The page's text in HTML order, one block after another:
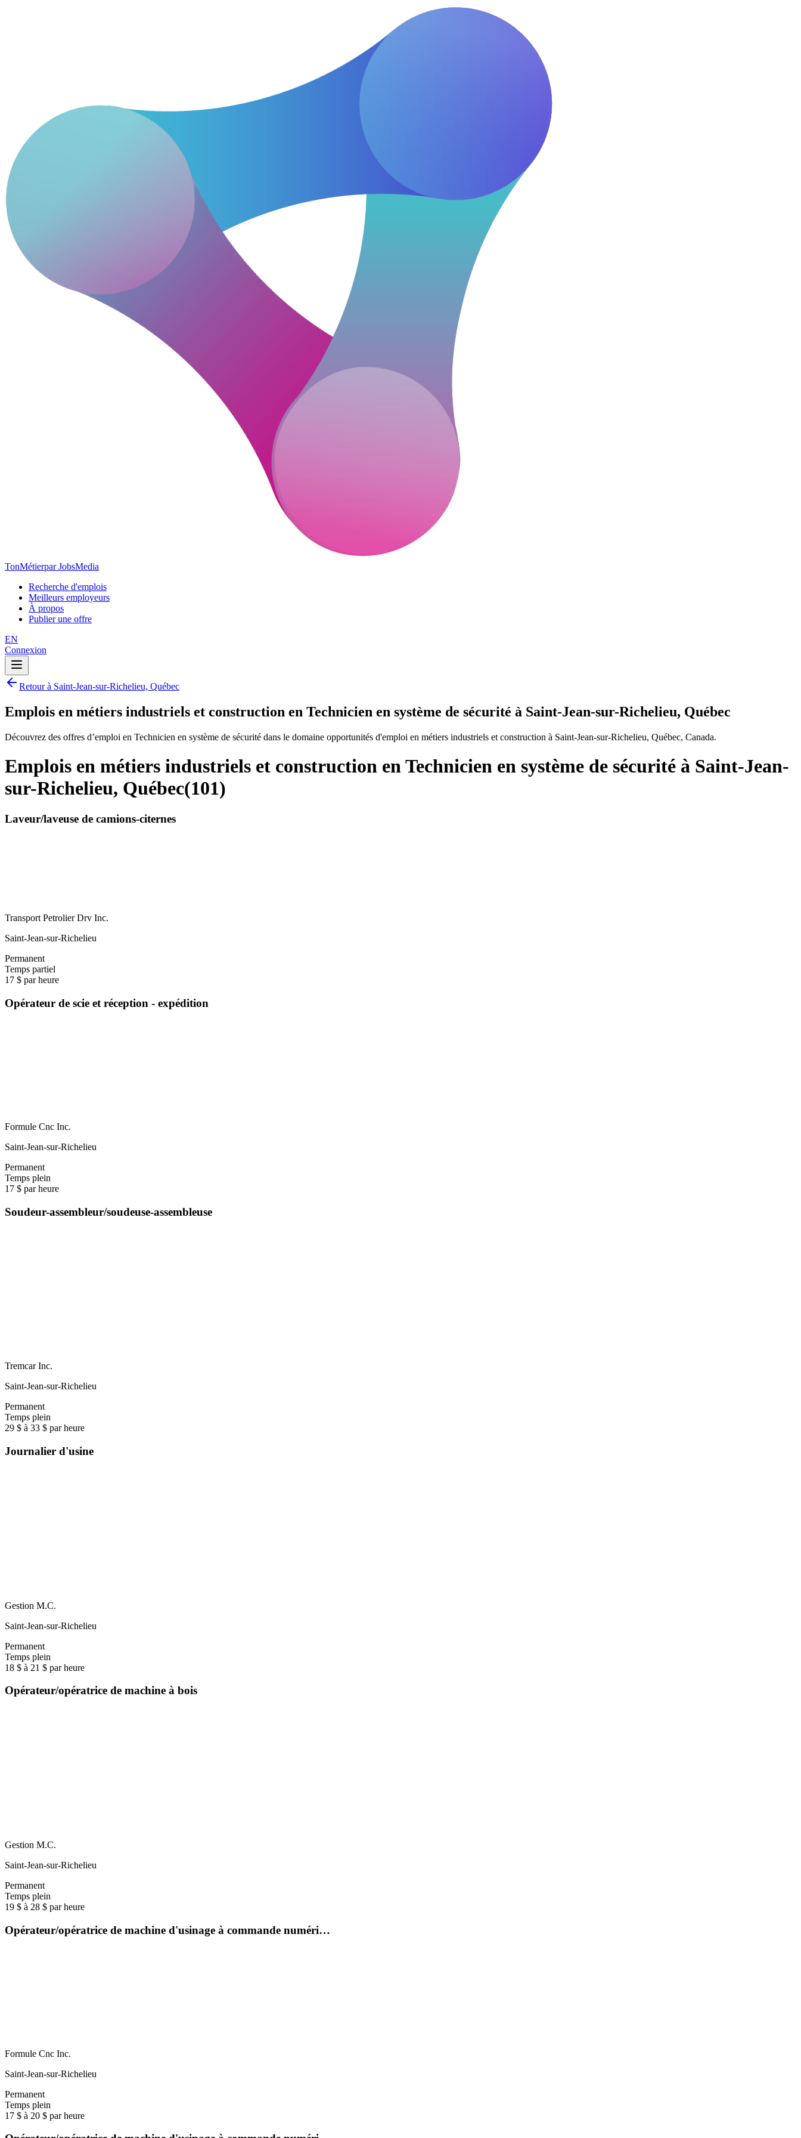
TonMétierpar JobsMedia
Recherche d'emplois
Meilleurs employeurs
À propos
Publier une offre
EN
Connexion
Retour à Saint-Jean-sur-Richelieu, Québec
Emplois en métiers industriels et construction en Technicien en système de sécurité à Saint-Jean-sur-Richelieu, Québec
Découvrez des offres d’emploi en Technicien en système de sécurité dans le domaine opportunités d'emploi en métiers industriels et construction à Saint-Jean-sur-Richelieu, Québec, Canada.
Emplois en métiers industriels et construction en Technicien en système de sécurité à Saint-Jean-
sur-Richelieu, Québec(101)
Laveur/laveuse de camions-citernes
Transport Petrolier Drv Inc.
Saint-Jean-sur-Richelieu
Permanent
Temps partiel
17 $ par heure
Opérateur de scie et réception - expédition
Formule Cnc Inc.
Saint-Jean-sur-Richelieu
Permanent
Temps plein
17 $ par heure
Soudeur-assembleur/soudeuse-assembleuse
Tremcar Inc.
Saint-Jean-sur-Richelieu
Permanent
Temps plein
29 $ à 33 $ par heure
Journalier d'usine
Gestion M.C.
Saint-Jean-sur-Richelieu
Permanent
Temps plein
18 $ à 21 $ par heure
Opérateur/opératrice de machine à bois
Gestion M.C.
Saint-Jean-sur-Richelieu
Permanent
Temps plein
19 $ à 28 $ par heure
Opérateur/opératrice de machine d'usinage à commande numéri…
Formule Cnc Inc.
Saint-Jean-sur-Richelieu
Permanent
Temps plein
17 $ à 20 $ par heure